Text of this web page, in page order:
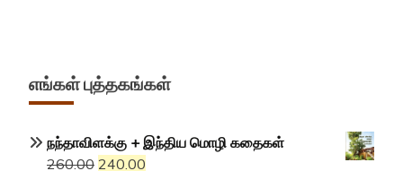
எங்கள் புத்தகங்கள்
நந்தாவிளக்கு + இந்திய மொழி கதைகள்
260.00 Original
240.00